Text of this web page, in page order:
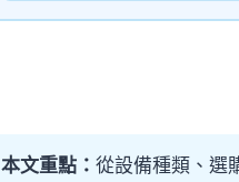
本文重點： 從設備種類、選